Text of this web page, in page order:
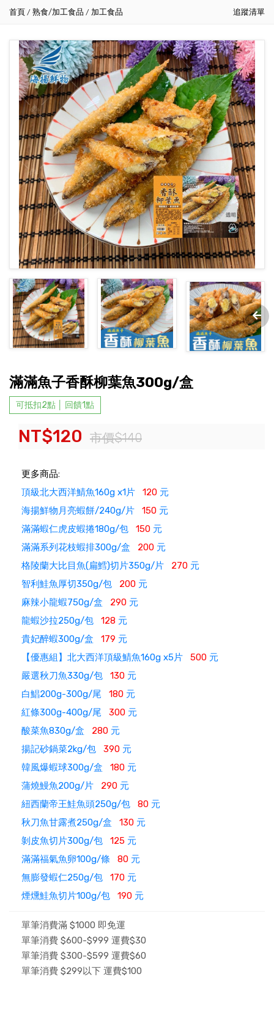
首頁 / 熟食/加工食品 / 加工食品 追蹤清單
滿滿魚子香酥柳葉魚300g/盒
可抵扣2點 │ 回饋1點
NT$120 市價$140
更多商品:
頂級北大西洋鯖魚160g x1片 120 元
海揚鮮物月亮蝦餅/240g/片 150 元
滿滿蝦仁虎皮蝦捲180g/包 150 元
滿滿系列花枝蝦排300g/盒 200 元
格陵蘭大比目魚(扁鱈)切片350g/片 270 元
智利鮭魚厚切350g/包 200 元
麻辣小龍蝦750g/盒 290 元
龍蝦沙拉250g/包 128 元
貴妃醉蝦300g/盒 179 元
【優惠組】北大西洋頂級鯖魚160g x5片 500 元
嚴選秋刀魚330g/包 130 元
白鯧200g-300g/尾 180 元
紅條300g-400g/尾 300 元
酸菜魚830g/盒 280 元
揚記砂鍋菜2kg/包 390 元
韓風爆蝦球300g/盒 180 元
蒲燒鰻魚200g/片 290 元
紐西蘭帝王鮭魚頭250g/包 80 元
秋刀魚甘露煮250g/盒 130 元
剝皮魚切片300g/包 125 元
滿滿福氣魚卵100g/條 80 元
無膨發蝦仁250g/包 170 元
煙燻鮭魚切片100g/包 190 元
單筆消費滿 $1000 即免運
單筆消費 $600-$999 運費$30
單筆消費 $300-$599 運費$60
單筆消費 $299以下 運費$100